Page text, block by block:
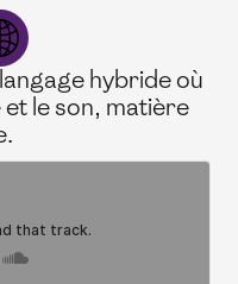
hybride où
le son, matière